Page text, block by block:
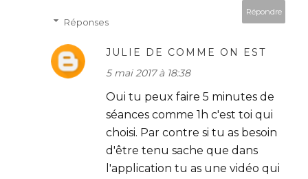
Répondre
Réponses
JULIE DE COMME ON EST
5 mai 2017 à 18:38
Oui tu peux faire 5 minutes de
séances comme 1h c'est toi qui
choisi. Par contre si tu as besoin
d'être tenu sache que dans
l'application tu as une vidéo qui